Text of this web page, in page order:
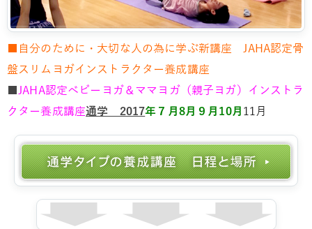
■自分のために・大切な人の為に学ぶ新講座 JAHA認定骨
盤スリムヨガインストラクター養成講座
■JAHA認定ベビーヨガ＆ママヨガ（親子ヨガ）インストラ
クター養成講座通学 2017年７月8月９月10月 11月